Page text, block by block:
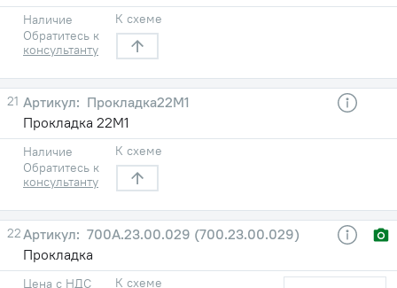
Наличие
Обратитесь к
консультанту
К схеме
21
Прокладка22М1
Прокладка 22М1
Наличие
Обратитесь к
консультанту
К схеме
22
700А.23.00.029 (700.23.00.029)
Прокладка
Цена с НДС К схеме